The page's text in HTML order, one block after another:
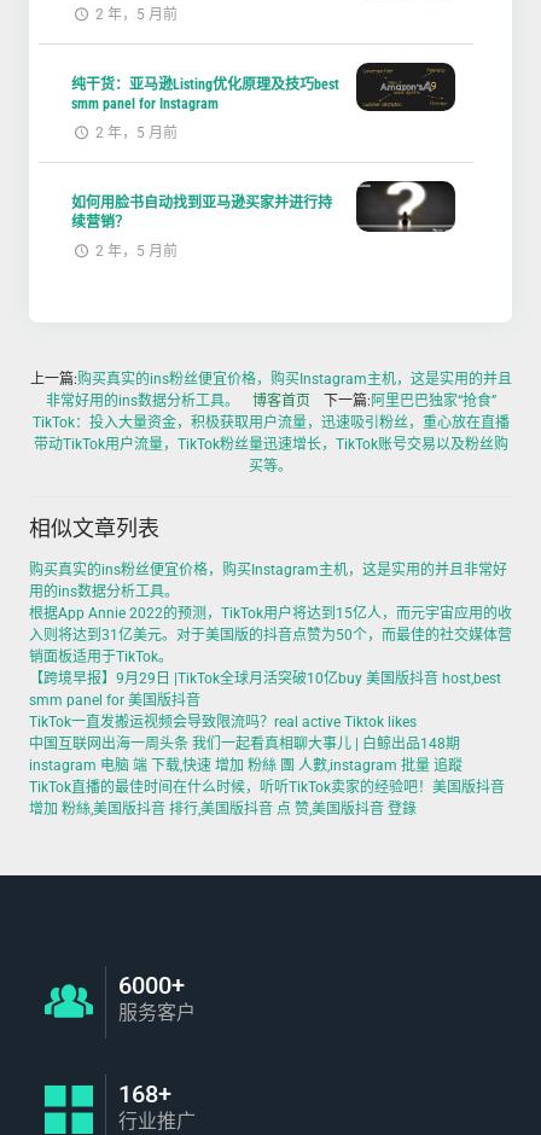
2 年，5 月前
纯干货：亚马逊Listing优化原理及技巧best
smm panel for Instagram
2 年，5 月前
如何用脸书自动找到亚马逊买家并进行持
续营销？
2 年，5 月前
上一篇:购买真实的ins粉丝便宜价格，购买Instagram主机，这是实用的并且
非常好用的ins数据分析工具。
博客首页 下一篇:阿里巴巴独家“抢食”
TikTok：投入大量资金，积极获取用户流量，迅速吸引粉丝，重心放在直播
带动TikTok用户流量，TikTok粉丝量迅速增长，TikTok账号交易以及粉丝购
买等。
相似文章列表
购买真实的ins粉丝便宜价格，购买Instagram主机，这是实用的并且非常好
用的ins数据分析工具。
根据App Annie 2022的预测，TikTok用户将达到15亿人，而元宇宙应用的收
入则将达到31亿美元。对于美国版的抖音点赞为50个，而最佳的社交媒体营
销面板适用于TikTok。
【跨境早报】9月29日 |TikTok全球月活突破10亿buy 美国版抖音 host,best
smm panel for 美国版抖音
TikTok一直发搬运视频会导致限流吗？real active Tiktok likes
中国互联网出海一周头条 我们一起看真相聊大事儿 | 白鲸出品148期
instagram 电脑 端 下载,快速 增加 粉絲 團 人數,instagram 批量 追蹤
TikTok直播的最佳时间在什么时候，听听TikTok卖家的经验吧！美国版抖音
增加 粉絲,美国版抖音 排行,美国版抖音 点 赞,美国版抖音 登錄
6000+
服务客户
168+
行业推广